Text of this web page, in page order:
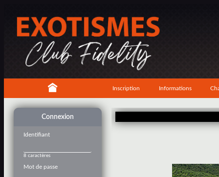
Inscription Informations
Connexion
Identifiant
8 caractères
Mot de passe